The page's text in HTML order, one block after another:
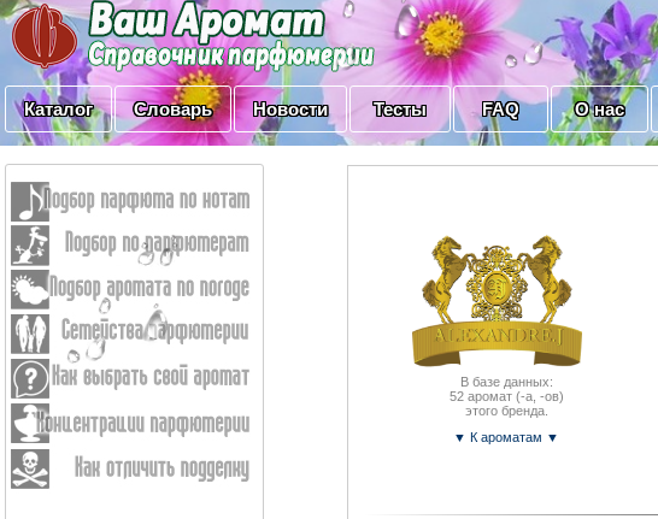
Каталог Словарь Новости Тесты FAQ О нас
В базе данных:
52аромат (-a, -ов)
этого бренда.
▼ К ароматам ▼